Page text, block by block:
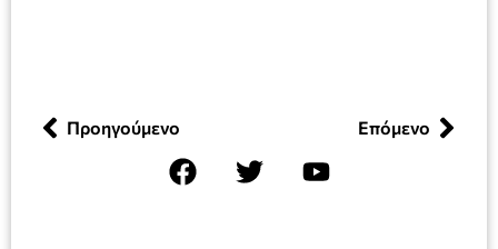
Προηγούμενο Επόμενο